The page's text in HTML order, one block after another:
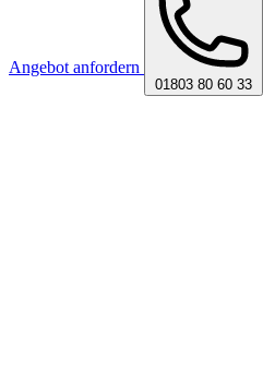
Angebot anfordern
01803 80 60 33